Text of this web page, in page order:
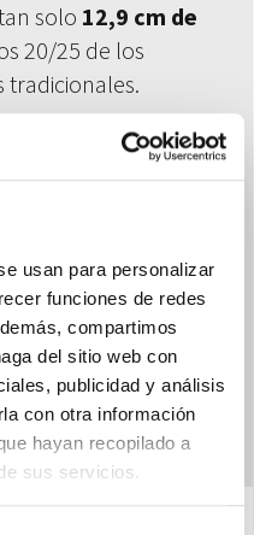
usan para personalizar
funciones de redes
compartimos
del sitio web con
publicidad y análisis
con otra información
hayan recopilado a
sus servicios.
solo 12,9 cm de
20/25 de los